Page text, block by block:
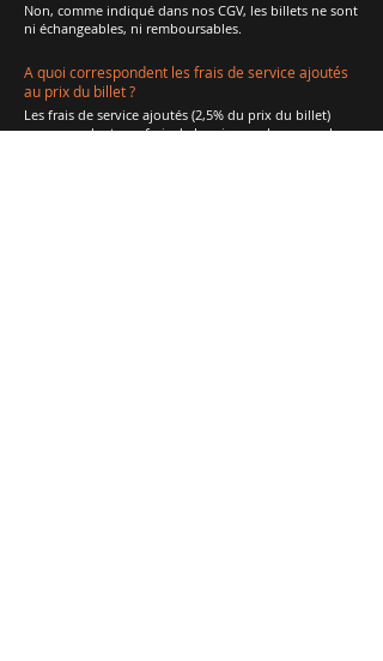
Non, comme indiqué dans nos CGV, les billets ne sont
ni échangeables, ni remboursables.
A quoi correspondent les frais de service ajoutés
au prix du billet ?
Les frais de service ajoutés (2,5% du prix du billet)
correspondent aux frais de la prise en charge par le